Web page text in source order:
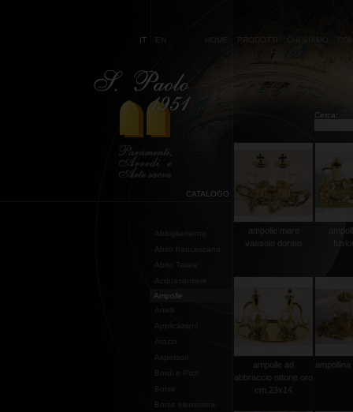
IT EN HOME PRODOTTI CHI SIAMO
Cerca:
CATALOGO
Abbigliamento
Abito francescano
Abito Talare
Acquasantiere
Ampolle
Anelli
Applicazioni
Arazzi
Aspersori
Bordi e Pizzi
Borse
Borse elemosina-
ampolle mare
vassoio dorato
ampolle ad
abbraccio ottone oro
cm.23x14